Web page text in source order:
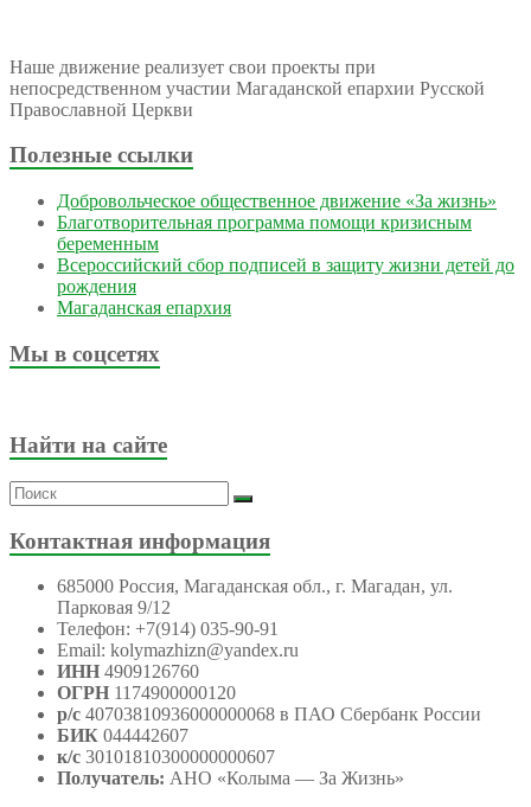
Наше движение реализует свои проекты при
непосредственном участии Магаданской епархии Русской
Православной Церкви
Полезные ссылки
Добровольческое общественное движение «За жизнь»
Благотворительная программа помощи кризисным
беременным
Всероссийский сбор подписей в защиту жизни детей до
рождения
Магаданская епархия
Мы в соцсетях
Найти на сайте
Контактная информация
685000 Россия, Магаданская обл., г. Магадан, ул.
Парковая 9/12
Телефон: +7(914) 035-90-91
Email: kolymazhizn@yandex.ru
ИНН 4909126760
ОГРН 1174900000120
р/с 40703810936000000068 в ПАО Сбербанк России
БИК 044442607
к/с 30101810300000000607
Получатель: АНО «Колыма — За Жизнь»